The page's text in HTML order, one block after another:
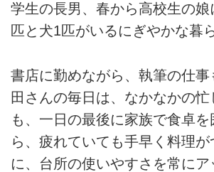
学生の長男、春から高校生の
匹と犬1匹がいるにぎやかな暮
書店に勤めながら、執筆の仕事
田さんの毎日は、なかなかの
も、一日の最後に家族で食卓
ら、疲れていても手早く料理が
に、台所の使いやすさを常にア